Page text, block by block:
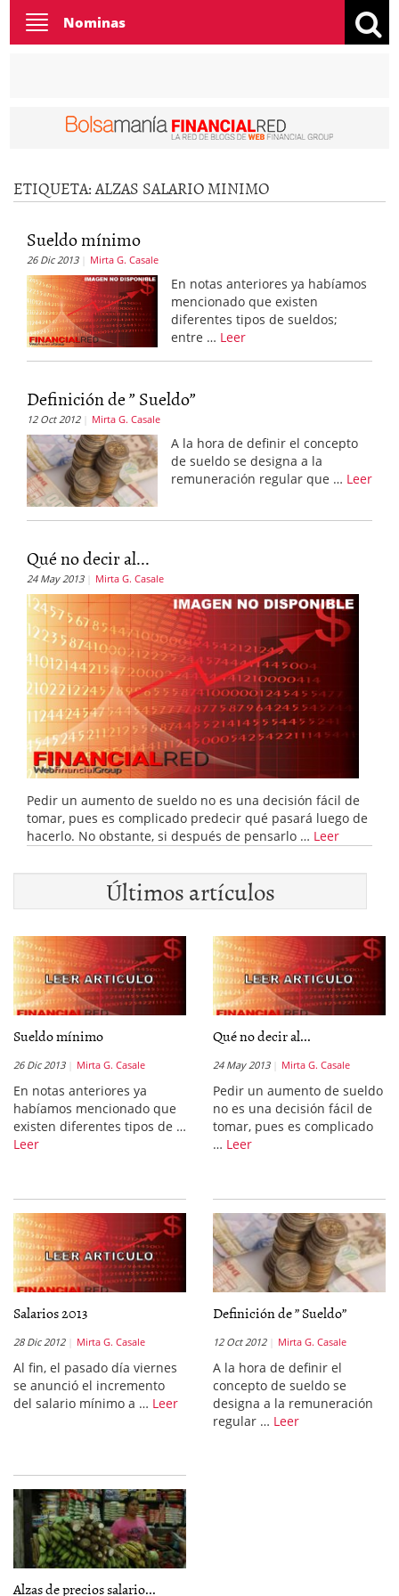
Toggle
navigation
Nominas
ETIQUETA:ALZAS SALARIO MINIMO
Sueldo mínimo
26 Dic 2013 Mirta G. Casale
En notas anteriores ya habíamos
mencionado que existen
diferentes tipos de sueldos;
entre … Leer
Definición de ” Sueldo”
12 Oct 2012 Mirta G. Casale
A la hora de definir el concepto
de sueldo se designa a la
remuneración regular que … Leer
Qué no decir al...
24 May 2013 Mirta G. Casale
Pedir un aumento de sueldo no es una decisión fácil de
tomar, pues es complicado predecir qué pasará luego de
hacerlo. No obstante, si después de pensarlo … Leer
Últimos artículos
Sueldo mínimo
26 Dic 2013 Mirta G. Casale
En notas anteriores ya
habíamos mencionado que
existen diferentes tipos de …
Leer
Qué no decir al...
24 May 2013 Mirta G. Casale
Pedir un aumento de sueldo
no es una decisión fácil de
tomar, pues es complicado
… Leer
Salarios 2013
28 Dic 2012 Mirta G. Casale
Al fin, el pasado día viernes
se anunció el incremento
del salario mínimo a … Leer
Definición de ” Sueldo”
12 Oct 2012 Mirta G. Casale
A la hora de definir el
concepto de sueldo se
designa a la remuneración
regular … Leer
Alzas de precios salario...